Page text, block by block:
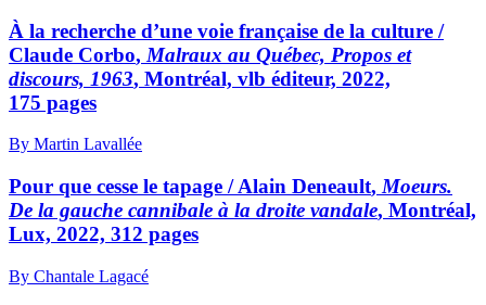
À la recherche d’une voie française de la culture /
Claude Corbo, Malraux au Québec, Propos et
discours, 1963, Montréal, vlb éditeur, 2022,
175 pages
By Martin Lavallée
Pour que cesse le tapage /Alain Deneault, Moeurs.
De la gauche cannibale à la droite vandale, Montréal,
Lux, 2022, 312 pages
By Chantale Lagacé